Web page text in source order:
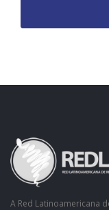
A Red Latinoamericana